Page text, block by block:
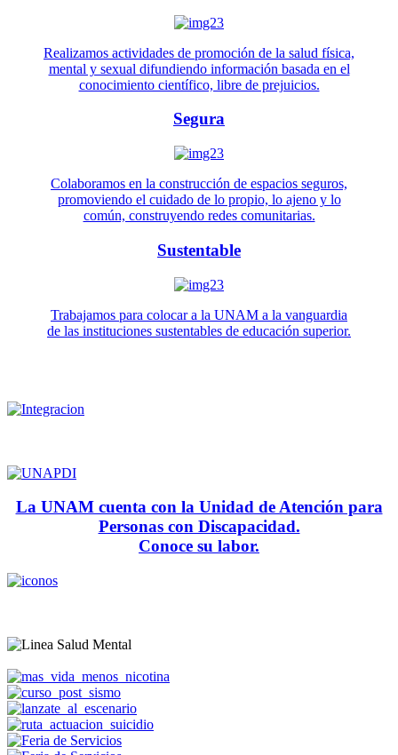
Realizamos actividades de promoción de la salud física,
mental y sexual difundiendo información basada en el
conocimiento científico, libre de prejuicios.
Segura
Colaboramos en la construcción de espacios seguros,
promoviendo el cuidado de lo propio, lo ajeno y lo
común, construyendo redes comunitarias.
Sustentable
Trabajamos para colocar a la UNAM a la vanguardia
de las instituciones sustentables de educación superior.
La UNAM cuenta con la Unidad de Atención para
Personas con Discapacidad.
Conoce su labor.